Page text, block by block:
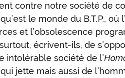
contre notre société de
le monde du B.T.P., où
et l’obsolescence
écrivent-ils, de
intolérable société de l’
jette mais aussi de